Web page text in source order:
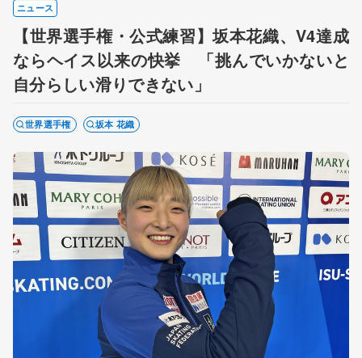
ニュース
【世界選手権・公式練習】坂本花織、V4達成
ならヘイス以来の快挙 「挑んでいかないと
自分らしい滑りできない」
世界選手権 坂本 花織